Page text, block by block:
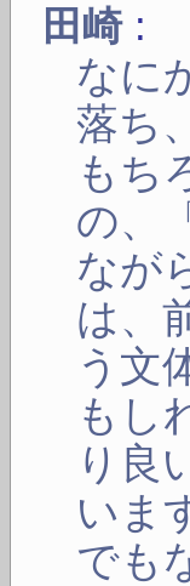
田崎 :
なに
落ち
もち
の、
なが
は、
う文
もし
り良
いま
でも